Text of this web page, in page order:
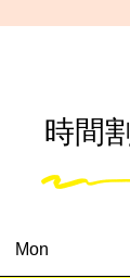
時間割
Mon